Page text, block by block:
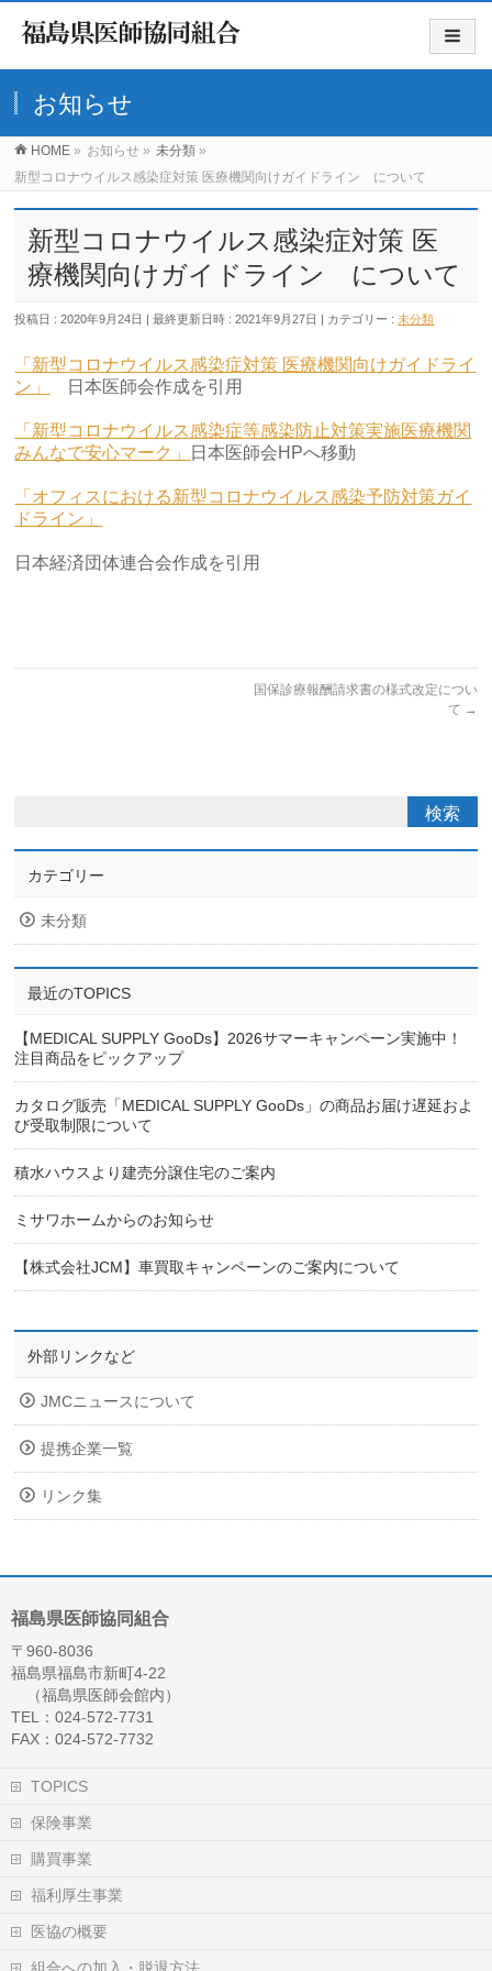
お知らせ
HOME » お知らせ » 未分類 »
新型コロナウイルス感染症対策 医療機関向けガイドライン について
新型コロナウイルス感染症対策 医
療機関向けガイドライン について
投稿日 : 2020年9月24日 最終更新日時 : 2021年9月27日 カテゴリー :未分類
「新型コロナウイルス感染症対策 医療機関向けガイドライ
ン」
日本医師会作成を引用
「新型コロナウイルス感染症等感染防止対策実施医療機関
みんなで安心マーク」
日本医師会HPへ移動
「オフィスにおける新型コロナウイルス感染予防対策ガイ
ドライン」
日本経済団体連合会作成を引用
国保診療報酬請求書の様式改定につい
て →
カテゴリー
未分類
最近のTOPICS
【MEDICAL SUPPLY GooDs】2026サマーキャンペーン実施中！
注目商品をピックアップ
カタログ販売「MEDICAL SUPPLY GooDs」の商品お届け遅延およ
び受取制限について
積水ハウスより建売分譲住宅のご案内
ミサワホームからのお知らせ
【株式会社JCM】車買取キャンペーンのご案内について
外部リンクなど
JMCニュースについて
提携企業一覧
リンク集
福島県医師協同組合
〒960-8036
福島県福島市新町4-22
（福島県医師会館内）
TEL：024-572-7731
FAX：024-572-7732
TOPICS
保険事業
購買事業
福利厚生事業
医協の概要